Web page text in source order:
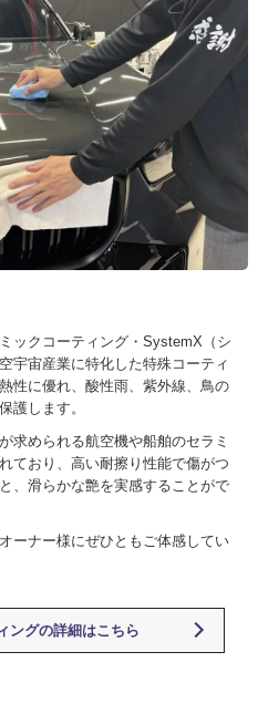
ックコーティング・SystemX（シ
宇宙産業に特化した特殊コーティ
性に優れ、酸性雨、紫外線、鳥の
護します。
求められる航空機や船舶のセラミ
ており、 高い耐擦り性能で傷がつ
、滑らかな艶を実感することがで
ーナー様にぜひともご体感してい
ングの詳細はこちら